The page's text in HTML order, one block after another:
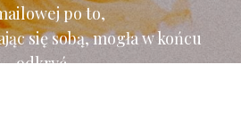
po to,
się sobą, mogła w końcu
odkryć